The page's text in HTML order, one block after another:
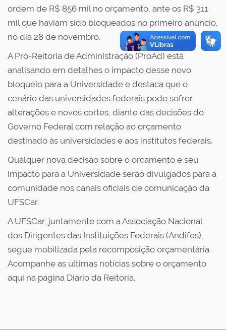
ordem de R$ 856 mil no orçamento, ante os R$ 311
mil que haviam sido bloqueados no primeiro anúncio,
no dia 28 de novembro.
A Pró-Reitoria de Administração (ProAd) está
analisando em detalhes o impacto desse novo
bloqueio para a Universidade e destaca que o
cenário das universidades federais pode sofrer
alterações e novos cortes, diante das decisões do
Governo Federal com relação ao orçamento
destinado às universidades e aos institutos federais.
Qualquer nova decisão sobre o orçamento e seu
impacto para a Universidade serão divulgados para a
comunidade nos canais oficiais de comunicação da
UFSCar.
A UFSCar, juntamente com a Associação Nacional
dos Dirigentes das Instituições Federais (Andifes),
segue mobilizada pela recomposição orçamentária.
Acompanhe as últimas notícias sobre o orçamento
aqui na página Diário da Reitoria.